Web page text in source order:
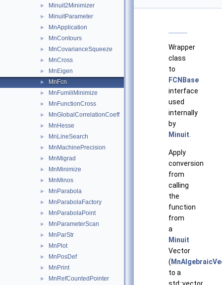
► Minuit2Minimizer
► MinuitParameter
► MnApplication
► MnContours
► MnCovarianceSqueeze
► MnCross
► MnEigen
► MnFcn
► MnFumiliMinimize
► MnFunctionCross
► MnGlobalCorrelationCoeff
► MnHesse
► MnLineSearch
► MnMachinePrecision
► MnMigrad
► MnMinimize
► MnMinos
► MnParabola
► MnParabolaFactory
► MnParabolaPoint
► MnParameterScan
► MnParStr
► MnPlot
► MnPosDef
► MnPrint
► MnRefCountedPointer
Wrapper
class
to
FCNBase
interface
used
internally
by
Minuit
Apply
conversion
from
calling
the
function
from
a
Minuit
Vector
(
to a